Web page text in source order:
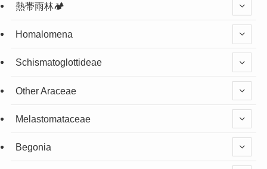
熱帯雨林🏕️
Homalomena
Schismatoglottideae
Other Araceae
Melastomataceae
Begonia